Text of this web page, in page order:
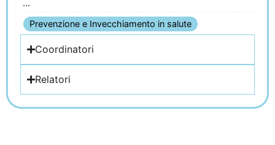
Prevenzione e Invecchiamento in salute
Coordinatori
Relatori